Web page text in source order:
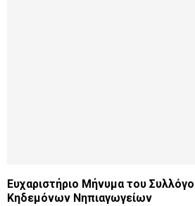
Ευχαριστήριο Μήνυμα του
Κηδεμόνων Νηπιαγωγείων